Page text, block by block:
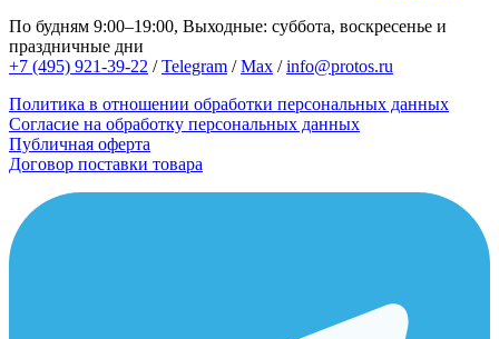
По будням 9:00–19:00, Выходные: суббота, воскресенье и
праздничные дни
+7 (495) 921-39-22 /Telegram /Max /info@protos.ru
Политика в отношении обработки персональных данных
Согласие на обработку персональных данных
Публичная оферта
Договор поставки товара